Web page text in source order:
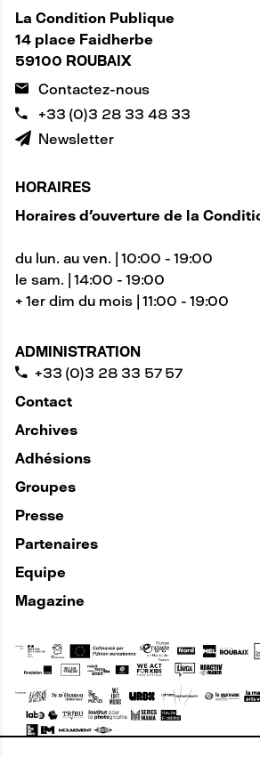
La Condition Publique
14 place Faidherbe
59100 ROUBAIX
Contactez-nous
+33 (0)3 28 33 48 33
Newsletter
HORAIRES
Horaires d'ouverture de la
du lun. au ven. | 10:00 - 19:00
le sam. | 14:00 - 19:00
+ 1er dim du mois | 11:00 - 19:00
ADMINISTRATION
+33 (0)3 28 33 57 57
Contact
Archives
Adhésions
Groupes
Presse
Partenaires
Equipe
Magazine